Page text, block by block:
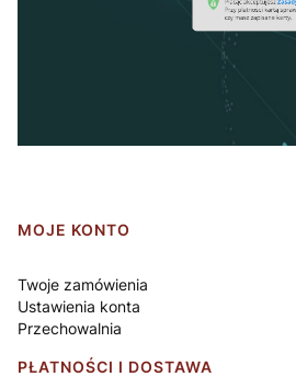
Linki w stopce
MOJE KONTO
Twoje zamówienia
Ustawienia konta
Przechowalnia
PŁATNOŚCI I DOSTAWA